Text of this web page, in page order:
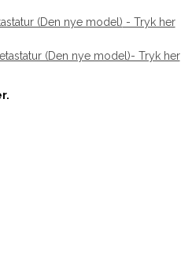
(Den nye model) - Tryk her
(Den nye model)- Tryk her